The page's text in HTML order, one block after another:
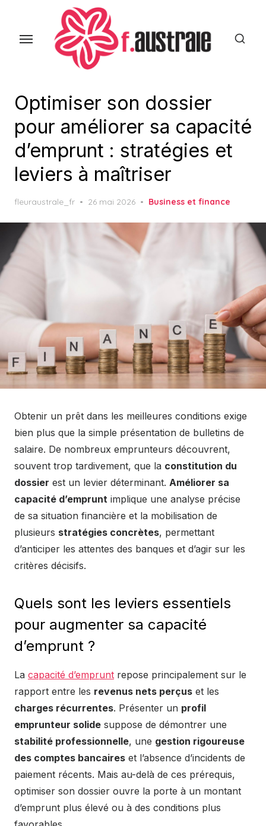
Optimiser son dossier
pour améliorer sa capacité
d’emprunt : stratégies et
leviers à maîtriser
fleuraustrale_fr
Posted
26 mai 2026 Business et finance
Obtenir un prêt dans les meilleures conditions exige
bien plus que la simple présentation de bulletins de
salaire. De nombreux emprunteurs découvrent,
souvent trop tardivement, que la constitution du
dossier est un levier déterminant. Améliorer sa
capacité d’emprunt implique une analyse précise
de sa situation financière et la mobilisation de
plusieurs stratégies concrètes, permettant
d’anticiper les attentes des banques et d’agir sur les
critères décisifs.
Quels sont les leviers essentiels
pour augmenter sa capacité
d’emprunt ?
La capacité d’emprunt repose principalement sur le
rapport entre les revenus nets perçus et les
charges récurrentes. Présenter un profil
emprunteur solide suppose de démontrer une
stabilité professionnelle, une gestion rigoureuse
des comptes bancaires et l’absence d’incidents de
paiement récents. Mais au-delà de ces prérequis,
optimiser son dossier ouvre la porte à un montant
d’emprunt plus élevé ou à des conditions plus